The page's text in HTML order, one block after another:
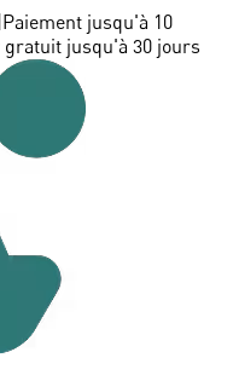
Paiement jusqu'à 10
gratuit jusqu'à 30 jours